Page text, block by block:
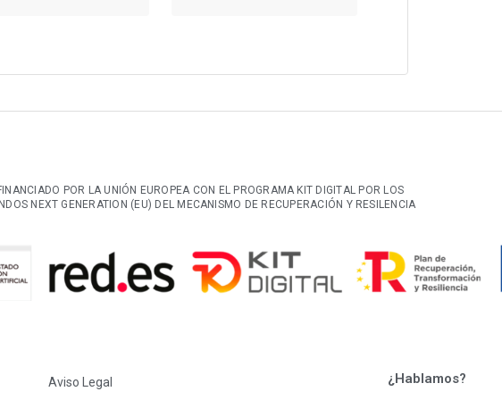
POR LA UNIÓN EUROPEA CON EL PROGRAMA KIT DIGITAL POR LOS
NEXT GENERATION (EU) DEL MECANISMO DE RECUPERACIÓN Y RESILENCIA
Aviso Legal ¿Hablamos?